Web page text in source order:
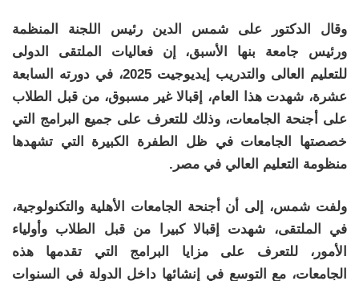
وقال الدكتور على شمس الدين رئيس اللجنة المنظمة
ورئيس جامعة بنها الأسبق، إن فعاليات الملتقى الدولى
للتعليم العالى والتدريب إيديوجيت 2025، في دورته السابعة
عشرة، شهدت هذا العام، إقبالا غير مسبوق، من قبل الطلاب
على أجنحة الجامعات، وذلك للتعرف على جميع البرامج التي
خصصتها الجامعات في ظل الطفرة الكبيرة التي تشهدها
منظومة التعليم العالي في مصر.
ولفت شمس، إلى أن أجنحة الجامعات الأهلية والتكنولوجية،
في الملتقى، شهدت إقبالا كبيرا من قبل الطلاب وأولياء
الأمور، للتعرف على مزايا البرامج التي تقدمها هذه
الجامعات، مع التوسع في إنشائها داخل الدولة في السنوات